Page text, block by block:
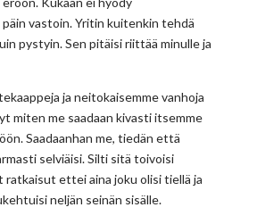
vastoin. Yritin kuitenkin tehdä
pystyin. Sen pitäisi riittää minulle ja
ja neitokaisemme vanhoja
miten me saadaan kivasti itsemme
Saadaanhan me, tiedän että
selviäisi. Silti sitä toivoisi
ratkaisut ettei aina joku olisi tiellä ja
neljän seinän sisälle.